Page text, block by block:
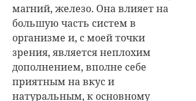
магний, железо. Она влияет на
большую часть систем в
организме и, с моей точки
зрения, является неплохим
дополнением, вполне себе
приятным на вкус и
натуральным, к основному